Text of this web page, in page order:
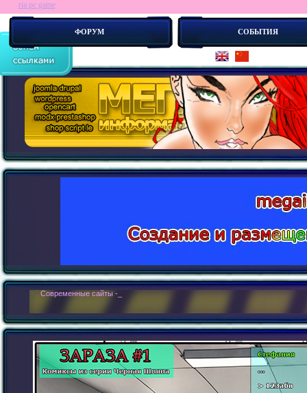
ФОРУМ СОБЫТИЯ
ria pc game
> : Современные сайты - это бестелесные роботы. Новые концепии создания